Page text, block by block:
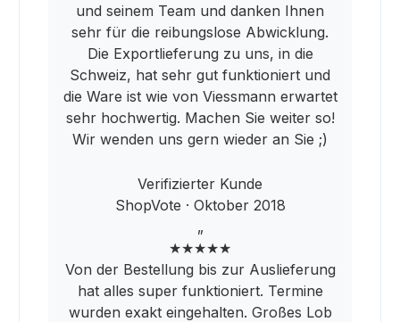
und seinem Team und danken Ihnen
sehr für die reibungslose Abwicklung.
Die Exportlieferung zu uns, in die
Schweiz, hat sehr gut funktioniert und
die Ware ist wie von Viessmann erwartet
sehr hochwertig. Machen Sie weiter so!
Wir wenden uns gern wieder an Sie ;)
Verifizierter Kunde
ShopVote · Oktober 2018
„
★★★★★
Von der Bestellung bis zur Auslieferung
hat alles super funktioniert. Termine
wurden exakt eingehalten. Großes Lob